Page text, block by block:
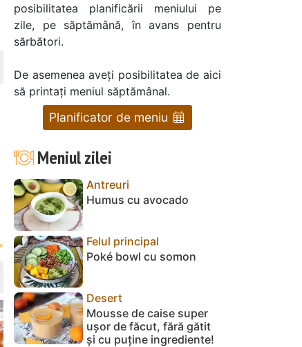
posibilitatea planificării meniului pe
zile, pe săptămână, în avans pentru
sărbători.
De asemenea aveți posibilitatea de aici
să printați meniul săptămânal.
Planificator de meniu
Meniul zilei
Antreuri
Humus cu avocado
Felul principal
Poké bowl cu somon
Desert
Mousse de caise super
ușor de făcut, fără gătit
și cu puține ingrediente!